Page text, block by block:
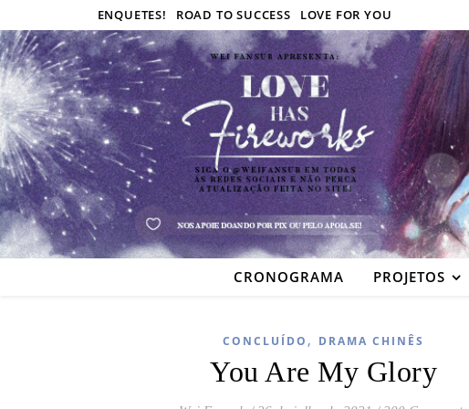
ENQUETES! ROAD TO SUCCESS LOVE FOR YOU
CRONOGRAMA PROJETOS
CONCLUÍDO , DRAMA CHINÊS
You Are My Glory